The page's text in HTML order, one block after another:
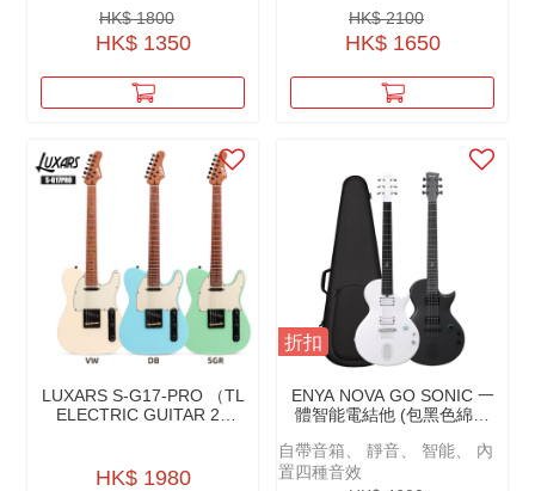
HK$ 1800
HK$ 1350
HK$ 2100
HK$ 1650
LUXARS S-G17-PRO （TL
ELECTRIC GUITAR 22
HK$ 1980
折扣
ENYA NOVA GO SONIC 一
體智能電結他 (包黑色綿袋
自帶音箱、 靜音、 智能、 內
置四種音效